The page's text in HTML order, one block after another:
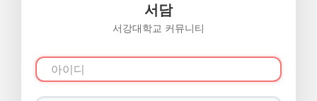
서담
서강대학교 커뮤니티